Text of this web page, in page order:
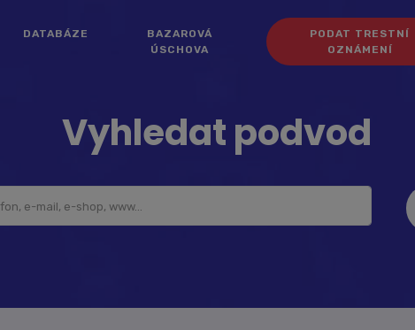
DATABÁZE
BAZAROVÁ
ÚSCHOVA
PODAT TRESTNÍ
OZNÁMENÍ
Vyhledat podvod